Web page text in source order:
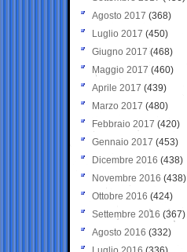
Agosto 2017 (368)
Luglio 2017 (450)
Giugno 2017 (468)
Maggio 2017 (460)
Aprile 2017 (439)
Marzo 2017 (480)
Febbraio 2017 (420)
Gennaio 2017 (453)
Dicembre 2016 (438)
Novembre 2016 (438)
Ottobre 2016 (424)
Settembre 2016 (367)
Agosto 2016 (332)